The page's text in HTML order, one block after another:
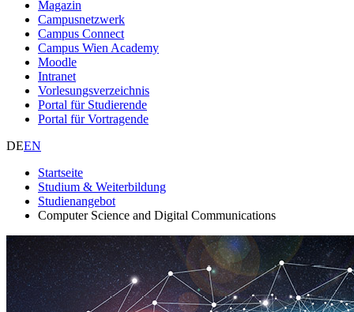
Magazin
Campusnetzwerk
Campus Connect
Campus Wien Academy
Moodle
Intranet
Vorlesungsverzeichnis
Portal für Studierende
Portal für Vortragende
DEEN
Startseite
Studium & Weiterbildung
Studienangebot
Computer Science and Digital Communications